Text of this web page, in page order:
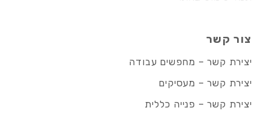
צור קשר
יצירת קשר – מחפשים עבודה
יצירת קשר – מעסיקים
יצירת קשר – פנייה כללית